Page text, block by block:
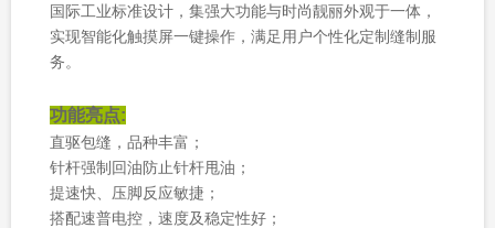
国际工业标准设计，集强大功能与时尚靓丽外观于一体，
实现智能化触摸屏一键操作，满足用户个性化定制缝制服
务。
功能亮点:
直驱包缝，品种丰富；
针杆强制回油防止针杆甩油；
提速快、压脚反应敏捷；
搭配速普电控，速度及稳定性好；